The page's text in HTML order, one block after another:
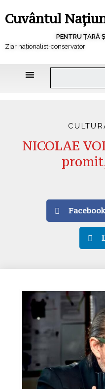
Cuvântul
PENTRU ȚARĂ
Ziar naționalist-conservator
NICOLAE
Facebook